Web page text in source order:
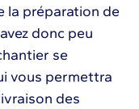
la préparation de
donc peu
se
vous permettra
des